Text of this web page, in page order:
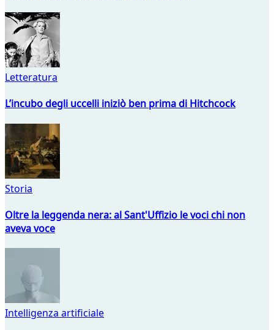
Letteratura
L’incubo degli uccelli iniziò ben prima di Hitchcock
Storia
Oltre la leggenda nera: al Sant'Uffizio le voci chi non
aveva voce
Intelligenza artificiale